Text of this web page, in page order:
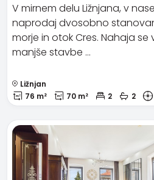
V mirnem delu Ližnjana, v
naprodaj dvosobno
morje in otok Cres. Nahaja
manjše stavbe …
Ližnjan
76 m²
70 m² 2 2